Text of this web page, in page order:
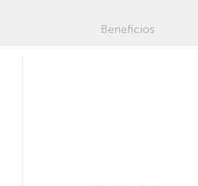
Beneficios